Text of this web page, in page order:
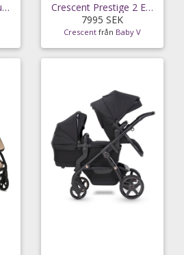
Maxi-Cosi Oxford Plus duovagn, twillic truffle
Crescent Prestige 2 Exclusive duovagn, italian
7995 SEK
Crescent från Baby V